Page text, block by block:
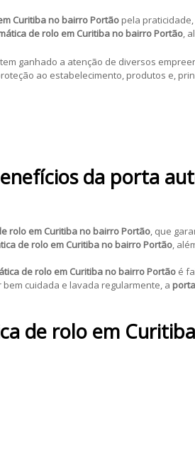
Curitiba no bairro Portão pela
de rolo em Curitiba no bairro Portão,
tem ganhado a atenção de diversos
ao estabelecimento, produtos e,
da porta
rolo em Curitiba no bairro Portão, que
de rolo em Curitiba no bairro Portão,
de rolo em Curitiba no bairro Portão é
cuidada e lavada regularmente, a
de rolo em